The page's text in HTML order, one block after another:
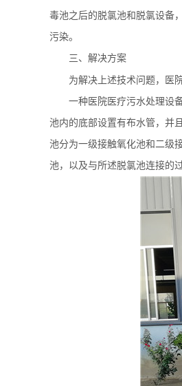
毒池之后的脱氯池和脱氯设备
污染。
三、解决方案
为解决上述技术问题， 医
一种医院医疗污水处理设
池内的底部设置有布水管，并
池分为一级接触氧化池和二级
池，以及与所述脱氯池连接的